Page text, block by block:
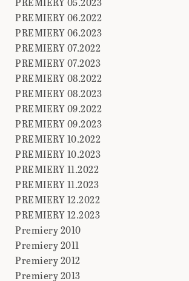
PREMIERY 06.2022
PREMIERY 06.2023
PREMIERY 07.2022
PREMIERY 07.2023
PREMIERY 08.2022
PREMIERY 08.2023
PREMIERY 09.2022
PREMIERY 09.2023
PREMIERY 10.2022
PREMIERY 10.2023
PREMIERY 11.2022
PREMIERY 11.2023
PREMIERY 12.2022
PREMIERY 12.2023
Premiery 2010
Premiery 2011
Premiery 2012
Premiery 2013